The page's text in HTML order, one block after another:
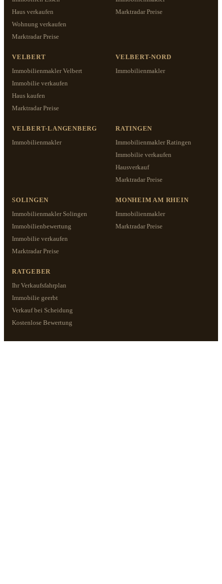
Haus verkaufen
Wohnung verkaufen
Marktradar Preise
Marktradar Preise
VELBERT
Immobilienmakler Velbert
Immobilie verkaufen
Haus kaufen
Marktradar Preise
VELBERT-NORD
Immobilienmakler
VELBERT-LANGENBERG
Immobilienmakler
RATINGEN
Immobilienmakler Ratingen
Immobilie verkaufen
Hausverkauf
Marktradar Preise
SOLINGEN
Immobilienmakler Solingen
Immobilienbewertung
Immobilie verkaufen
Marktradar Preise
MONHEIM AM RHEIN
Immobilienmakler
Marktradar Preise
RATGEBER
Ihr Verkaufsfahrplan
Immobilie geerbt
Verkauf bei Scheidung
Kostenlose Bewertung